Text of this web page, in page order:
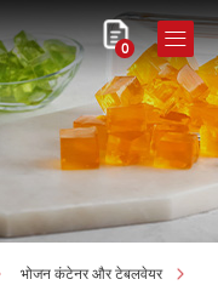
0
भोजन कंटेनर और टेबलवेयर